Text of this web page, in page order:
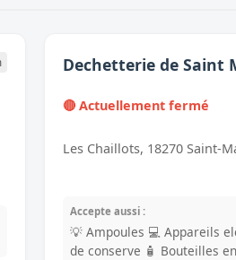
Dechetterie de Saint
🔴 Actuellement fermé
Les Chaillots, 18270 Saint-
Accepte aussi :
💡 Ampoules 💻 Appareils
de conserve 🧴 Bouteilles